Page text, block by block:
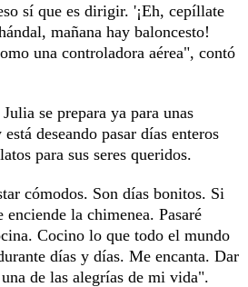
sí que es dirigir. '¡Eh, cepíllate
mañana hay baloncesto!
una controladora aérea", contó
se prepara ya para unas
deseando pasar días enteros
para sus seres queridos.
cómodos. Son días bonitos. Si
la chimenea. Pasaré
Cocino lo que todo el mundo
días y días. Me encanta. Dar
de las alegrías de mi vida".